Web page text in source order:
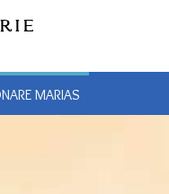
MARIAS